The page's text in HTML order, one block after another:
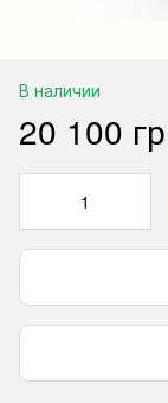
В наличии
20 100